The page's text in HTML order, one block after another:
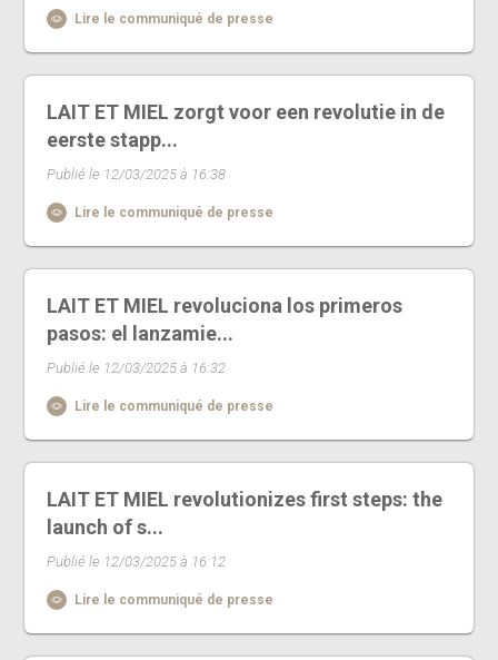
Lire le communiqué de presse
LAIT ET MIEL zorgt voor een revolutie in de
eerste stapp...
Publié le 12/03/2025 à 16:38
Lire le communiqué de presse
LAIT ET MIEL revoluciona los primeros
pasos: el lanzamie...
Publié le 12/03/2025 à 16:32
Lire le communiqué de presse
LAIT ET MIEL revolutionizes first steps: the
launch of s...
Publié le 12/03/2025 à 16:12
Lire le communiqué de presse